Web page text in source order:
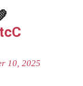
10, 2025